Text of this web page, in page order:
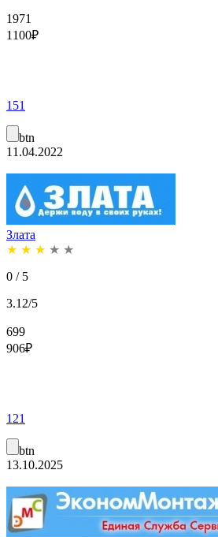
1971
1100₽
151
btn
11.04.2022
Злата
★ ★ ★ ★ ★
0 / 5
3.12/5
699
906₽
121
btn
13.10.2025